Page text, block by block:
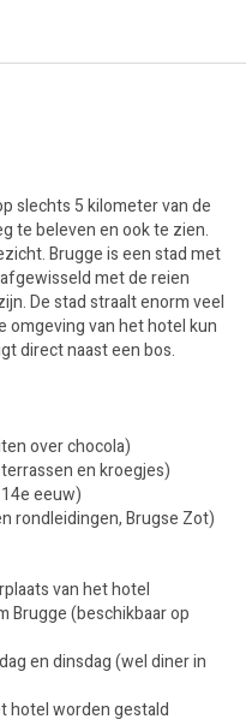
slechts 5 kilometer van de
te beleven en ook te zien.
Brugge is een stad met
met de reien
De stad straalt enorm veel
omgeving van het hotel kun
direct naast een bos.
over chocola)
en kroegjes)
eeuw)
rondleidingen, Brugse Zot)
van het hotel
Brugge (beschikbaar op
en dinsdag (wel diner in
hotel worden gestald